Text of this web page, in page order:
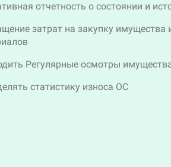
отчетность о состоянии и
затрат на закупку имущества
Регулярные осмотры
статистику износа ОС